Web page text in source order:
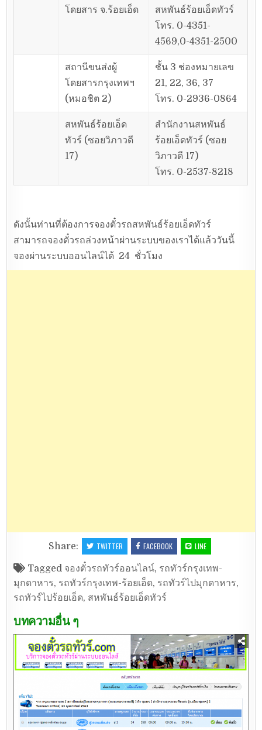
โดยสาร จ.ร้อยเอ็ด
สหพันธ์ร้อยเอ็ดทัวร์
โทร. 0-4351-
4569,0-4351-2500
สถานีขนส่งผู้
โดยสารกรุงเทพฯ
(หมอชิต 2)
ชั้น 3 ช่องหมายเลข
21, 22, 36, 37
โทร. 0-2936-0864
สหพันธ์ร้อยเอ็ด
ทัวร์ (ซอยวิภาวดี
17)
สำนักงานสหพันธ์
ร้อยเอ็ดทัวร์ (ซอย
วิภาวดี 17)
โทร. 0-2537-8218
ดังนั้นท่านที่ต้องการจองตั๋วรถสหพันธ์ร้อยเอ็ดทัวร์
สามารถจองตั๋วรถล่วงหน้าผ่านระบบของเราได้แล้ววันนี้
จองผ่านระบบออนไลน์ได้ 24 ชั่วโมง
Share: TWITTER FACEBOOK LINE
Tagged จองตั๋วรถทัวร์ออนไลน์, รถทัวร์กรุงเทพ-
มุกดาหาร, รถทัวร์กรุงเทพ-ร้อยเอ็ด, รถทัวร์ไปมุกดาหาร,
รถทัวร์ไปร้อยเอ็ด, สหพันธ์ร้อยเอ็ดทัวร์
บทความอื่น ๆ